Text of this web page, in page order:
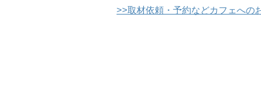
>>取材依頼・予約などカフェへの